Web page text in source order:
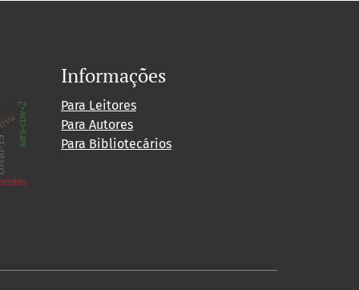
sars-cov-2
19
Informações
Para Leitores
Para Autores
Para Bibliotecários